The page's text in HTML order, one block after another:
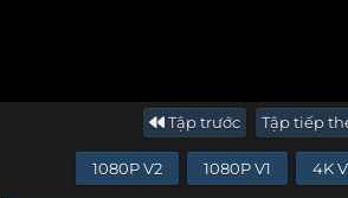
Tập trước Tập tiếp
1080P V2 1080P V1 4K